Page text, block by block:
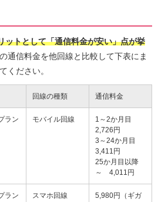
ットとして「通信料金が安い」点が挙
通信料金を他回線と比較して下表にま
ください。
回線の種類 通信料金
ラン モバイル回線
1～2か月目
2,726円
3～24か月目
3,411円
25か月目以降
～ 4,011円
ラン スマホ回線
5,980円（ギガ